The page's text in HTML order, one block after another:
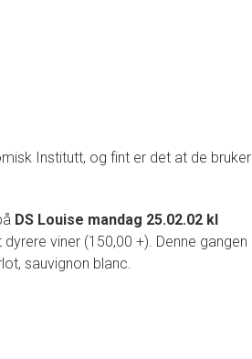
Institutt, og fint er det at de bruker
DS Louise mandag 25.02.02 kl
viner (150,00 +). Denne gangen
sauvignon blanc.